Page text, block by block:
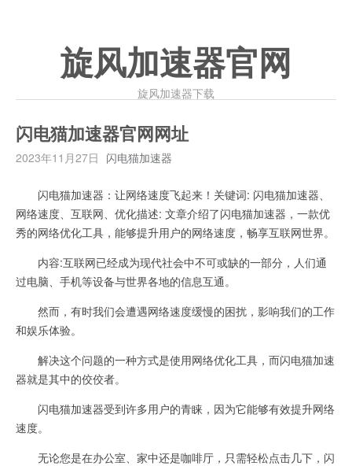
旋风加速器官网
旋风加速器下载
闪电猫加速器官网网址
2023年11月27日 闪电猫加速器
闪电猫加速器：让网络速度飞起来！关键词: 闪电猫加速器、
网络速度、互联网、优化描述: 文章介绍了闪电猫加速器，一款优
秀的网络优化工具，能够提升用户的网络速度，畅享互联网世界。
内容:互联网已经成为现代社会中不可或缺的一部分，人们通
过电脑、手机等设备与世界各地的信息互通。
然而，有时我们会遭遇网络速度缓慢的困扰，影响我们的工作
和娱乐体验。
解决这个问题的一种方式是使用网络优化工具，而闪电猫加速
器就是其中的佼佼者。
闪电猫加速器受到许多用户的青睐，因为它能够有效提升网络
速度。
无论您是在办公室、家中还是咖啡厅，只需轻松点击几下，闪